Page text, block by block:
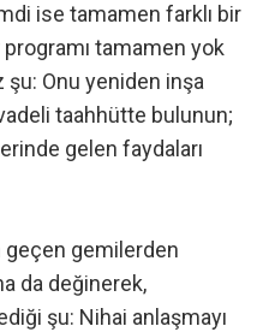
ise tamamen farklı bir
programı tamamen yok
Onu yeniden inşa
taahhütte bulunun;
gelen faydaları
geçen gemilerden
da değinerek,
şu: Nihai anlaşmayı